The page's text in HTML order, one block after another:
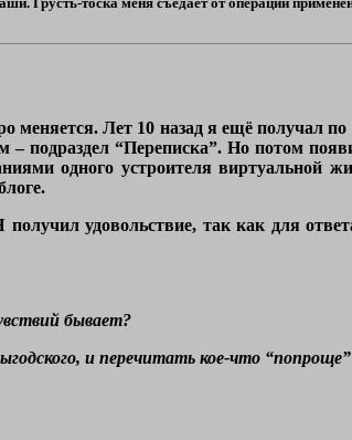
меняется. Лет 10 назад я ещё получал
– подраздел “Переписка”. Но потом
одного устроителя виртуальной
удовольствие, так как для
бывает?
и перечитать кое-что